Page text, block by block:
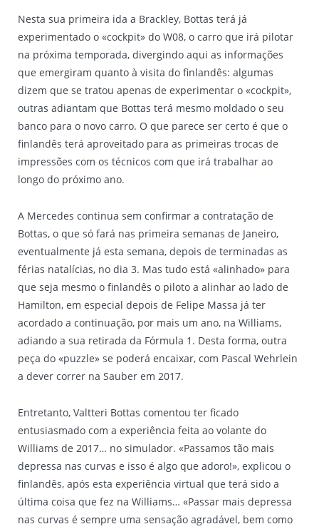
Nesta sua primeira ida a Brackley, Bottas terá já
experimentado o «cockpit» do W08, o carro que irá pilotar
na próxima temporada, divergindo aqui as informações
que emergiram quanto à visita do finlandês: algumas
dizem que se tratou apenas de experimentar o «cockpit»,
outras adiantam que Bottas terá mesmo moldado o seu
banco para o novo carro. O que parece ser certo é que o
finlandês terá aproveitado para as primeiras trocas de
impressões com os técnicos com que irá trabalhar ao
longo do próximo ano.
A Mercedes continua sem confirmar a contratação de
Bottas, o que só fará nas primeira semanas de Janeiro,
eventualmente já esta semana, depois de terminadas as
férias natalícias, no dia 3. Mas tudo está «alinhado» para
que seja mesmo o finlandês o piloto a alinhar ao lado de
Hamilton, em especial depois de Felipe Massa já ter
acordado a continuação, por mais um ano, na Williams,
adiando a sua retirada da Fórmula 1. Desta forma, outra
peça do «puzzle» se poderá encaixar, com Pascal Wehrlein
a dever correr na Sauber em 2017.
Entretanto, Valtteri Bottas comentou ter ficado
entusiasmado com a experiência feita ao volante do
Williams de 2017… no simulador. «Passamos tão mais
depressa nas curvas e isso é algo que adoro!», explicou o
finlandês, após esta experiência virtual que terá sido a
última coisa que fez na Williams… «Passar mais depressa
nas curvas é sempre uma sensação agradável, bem como